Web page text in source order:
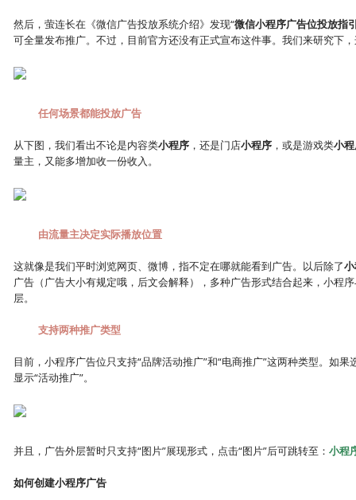
然后，萤连长在《微信广告投放系统介绍》发现“微信小程序广告位投放指
可全量发布推广。不过，目前官方还没有正式宣布这件事。我们来研究下
任何场景都能投放广告
从下图，我们看出不论是内容类小程序 ，还是门店小程序 ，或是游戏类小
量主，又能多增加收一份收入。
由流量主决定实际播放位置
这就像是我们平时浏览网页、微博，指不定在哪就能看到广告。以后除了
广告（广告大小有规定哦，后文会解释），多种广告形式结合起来，小程
层。
支持两种推广类型
目前，小程序广告位只支持“品牌活动推广”和“电商推广”这两种类型。如
显示“活动推广”。
并且，广告外层暂时只支持“图片”展现形式，点击“图片”后可跳转至：小程
如何创建小程序广告